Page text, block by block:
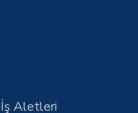
İş Aletleri